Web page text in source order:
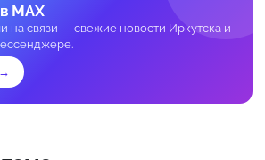
MAX
на связи — свежие новости Иркутска и